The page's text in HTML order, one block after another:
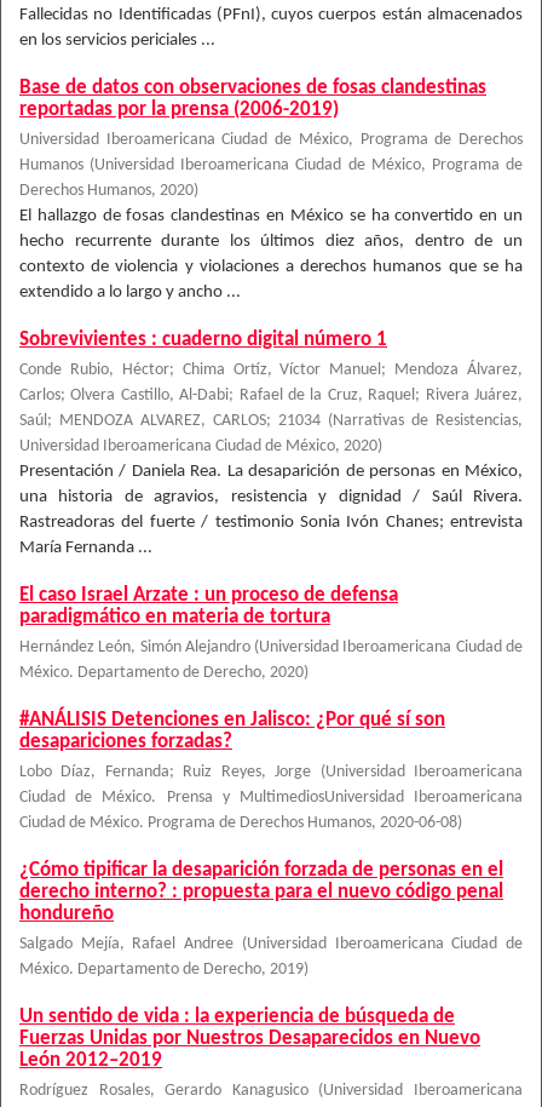
Fallecidas no Identificadas (PFnI), cuyos cuerpos están almacenados
en los servicios periciales ...
Base de datos con observaciones de fosas clandestinas
reportadas por la prensa (2006-2019)
Universidad Iberoamericana Ciudad de México, Programa de Derechos
Humanos (Universidad Iberoamericana Ciudad de México, Programa de
Derechos Humanos, 2020)
El hallazgo de fosas clandestinas en México se ha convertido en un
hecho recurrente durante los últimos diez años, dentro de un
contexto de violencia y violaciones a derechos humanos que se ha
extendido a lo largo y ancho ...
Sobrevivientes : cuaderno digital número 1
Conde Rubio, Héctor; Chima Ortíz, Víctor Manuel; Mendoza Álvarez,
Carlos; Olvera Castillo, Al-Dabi; Rafael de la Cruz, Raquel; Rivera Juárez,
Saúl; MENDOZA ALVAREZ, CARLOS; 21034 ( Narrativas de Resistencias,
Universidad Iberoamericana Ciudad de México, 2020)
Presentación / Daniela Rea. La desaparición de personas en México,
una historia de agravios, resistencia y dignidad / Saúl Rivera.
Rastreadoras del fuerte / testimonio Sonia Ivón Chanes; entrevista
María Fernanda ...
El caso Israel Arzate : un proceso de defensa
paradigmático en materia de tortura
Hernández León, Simón Alejandro (Universidad Iberoamericana Ciudad de
México. Departamento de Derecho, 2020)
#ANÁLISIS Detenciones en Jalisco: ¿Por qué sí son
desapariciones forzadas?
Lobo Díaz, Fernanda; Ruiz Reyes, Jorge (Universidad Iberoamericana
Ciudad de México. Prensa y MultimediosUniversidad Iberoamericana
Ciudad de México. Programa de Derechos Humanos, 2020-06-08)
¿Cómo tipificar la desaparición forzada de personas en el
derecho interno? : propuesta para el nuevo código penal
hondureño
Salgado Mejía, Rafael Andree (Universidad Iberoamericana Ciudad de
México. Departamento de Derecho, 2019)
Un sentido de vida : la experiencia de búsqueda de
Fuerzas Unidas por Nuestros Desaparecidos en Nuevo
León 2012–2019
Rodríguez Rosales, Gerardo Kanagusico (Universidad Iberoamericana